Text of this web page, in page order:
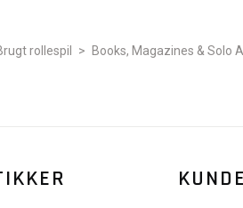
rollespil > Books, Magazines & Solo